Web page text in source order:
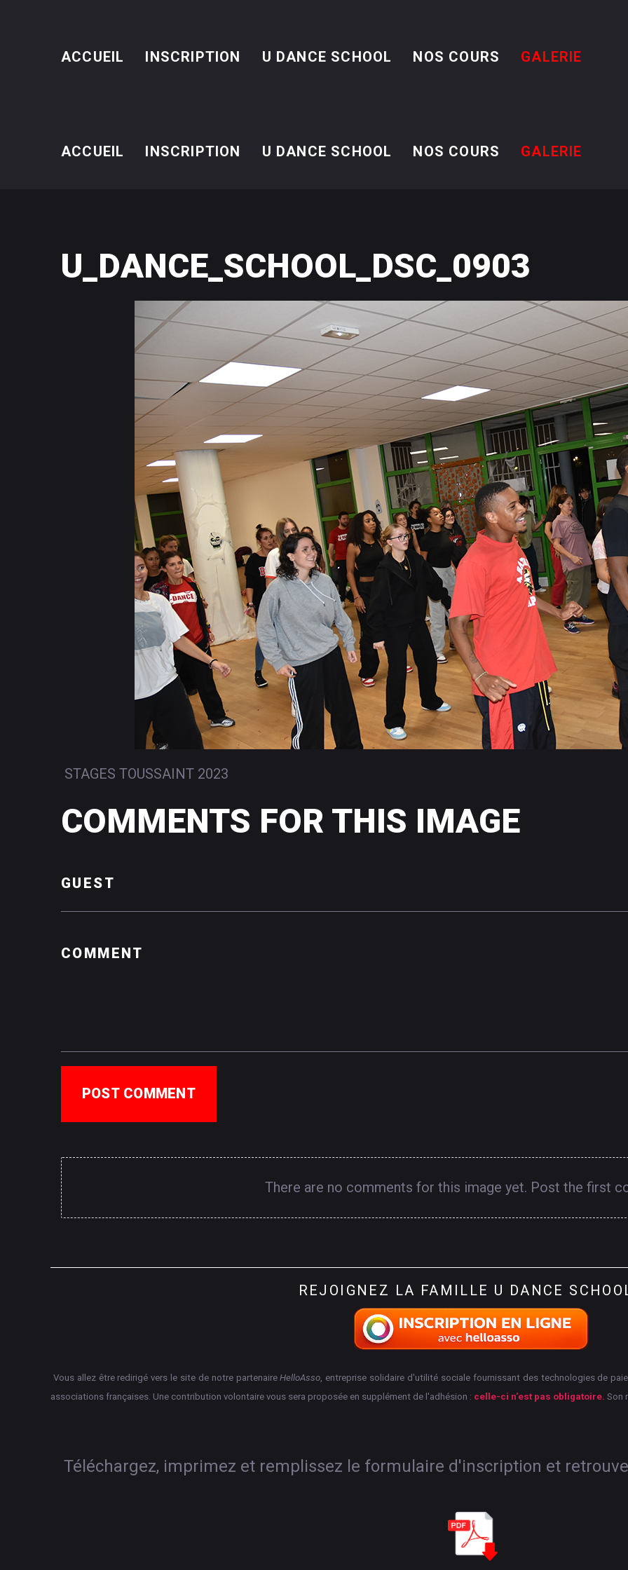
ACCUEIL INSCRIPTION U DANCE SCHOOL NOS COURS GALERIE
ACCUEIL INSCRIPTION U DANCE SCHOOL NOS COURS GALERIE
U_DANCE_SCHOOL_DSC_0903
STAGES TOUSSAINT 2023
COMMENTS FOR THIS IMAGE
POST COMMENT
There are no comments for this image yet. Post the first
REJOIGNEZ LA FAMILLE U DANCE
Vous allez être redirigé vers le site de notre partenaireHelloAsso , entreprise solidaire d'utilité sociale fournissant des technologies de
associations françaises. Une contribution volontaire vous sera proposée en supplément de l'adhésion : celle-ci n'est pas obligatoire. Son
Téléchargez, imprimez et remplissez le formulaire d'inscription et